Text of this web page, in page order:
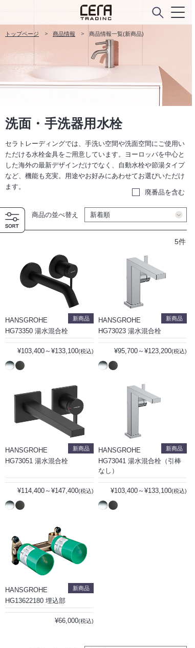
トップページ 商品情報 商品情報一覧(新商品)
洗面・手洗器用水栓
セラトレーディングでは、手洗い空間や洗面空間にご使用い
ただける水栓金具をご用意しています。ヨーロッパを中心と
した海外の最新デザインだけでなく、自動水栓や節湯タイプ
など、機能も充実。用途やお好みにあわせてお選びいただけ
ます。
廃番品を含む
商品の並べ替え
5件
新商品
HANSGROHE
HG73350 湯水混合栓
¥103,400～¥133,100(税込)
新商品
HANSGROHE
HG73023 湯水混合栓
¥95,700～¥123,200(税込)
新商品
HANSGROHE
HG73051 湯水混合栓
¥114,400～¥147,400(税込)
新商品
HANSGROHE
HG73041 湯水混合栓（引棒
なし）
¥103,400～¥133,100(税込)
新商品
HANSGROHE
HG13622180 埋込部
¥66,000(税込)